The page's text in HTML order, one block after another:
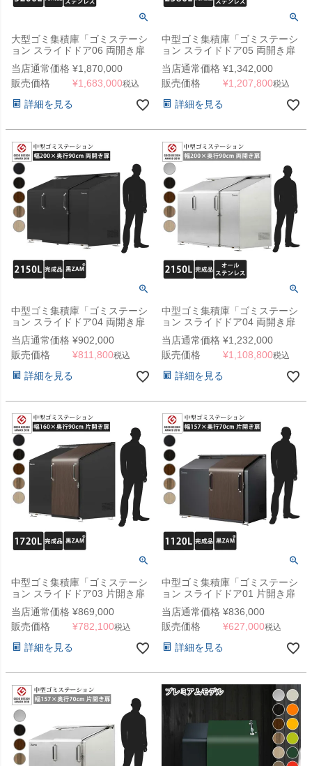
大型ゴミ集積庫「ゴミステーシ
ョン スライドドア06 両開き扉
ステンレス 5200L」 ※法人宛
配送限定、チャーター便
（SN）
当店通常価格 ¥1,870,000
販売価格
¥1,683,000税込
詳細を見る
中型ゴミ集積庫「ゴミステーシ
ョン スライドドア05 両開き扉
ステンレス 2580L」 ※法人宛
配送限定（SN）
当店通常価格 ¥1,342,000
販売価格
¥1,207,800税込
詳細を見る
中型ゴミ集積庫「ゴミステーシ
ョン スライドドア04 両開き扉
黒ZAM 2150L」 ※法人宛配送
限定 （SN）
当店通常価格 ¥902,000
販売価格
¥811,800税込
詳細を見る
中型ゴミ集積庫「ゴミステーシ
ョン スライドドア04 両開き扉
ステンレス 2150L」 ※法人宛
配送限定 （SN）
当店通常価格 ¥1,232,000
販売価格
¥1,108,800税込
詳細を見る
中型ゴミ集積庫「ゴミステーシ
ョン スライドドア03 片開き扉
黒ZAM 1720L」 ※法人宛配送
限定 （SN）
当店通常価格 ¥869,000
販売価格
¥782,100税込
詳細を見る
中型ゴミ集積庫「ゴミステーシ
ョン スライドドア01 片開き扉
黒ZAM 1120L」 ※法人宛配送
限定（SN）
当店通常価格 ¥836,000
販売価格
¥627,000税込
詳細を見る